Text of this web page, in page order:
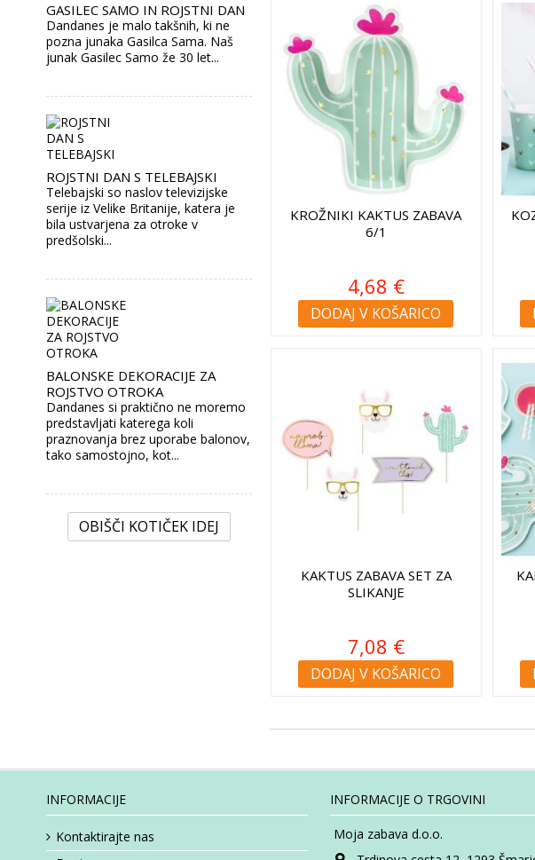
KROŽNIKI KAKTUS ZABAVA
6/1
4,68 €
DODAJ V KOŠARICO
KAKTUS ZABAVA SET ZA
SLIKANJE
7,08 €
DODAJ V KOŠARICO
GASILEC SAMO IN ROJSTNI DAN
Dandanes je malo takšnih, ki ne
pozna junaka Gasilca Sama. Naš
junak Gasilec Samo že 30 let...
ROJSTNI DAN S TELEBAJSKI
Telebajski so naslov televizijske
serije iz Velike Britanije, katera je
bila ustvarjena za otroke v
predšolski...
BALONSKE DEKORACIJE ZA
ROJSTVO OTROKA
Dandanes si praktično ne moremo
predstavljati katerega koli
praznovanja brez uporabe balonov,
tako samostojno, kot...
OBIŠČI KOTIČEK IDEJ
INFORMACIJE
Kontaktirajte nas
INFORMACIJE O TRGOVINI
Moja zabava d.o.o.